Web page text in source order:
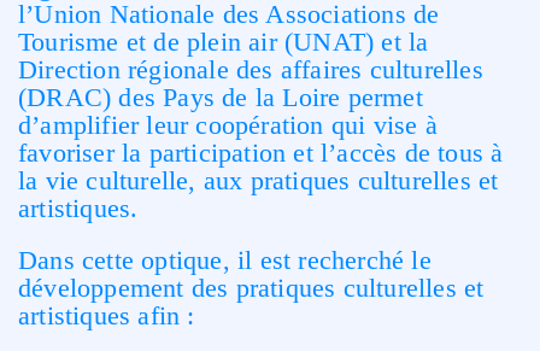
l’Union Nationale des Associations de
Tourisme et de plein air (UNAT) et la
Direction régionale des affaires culturelles
(DRAC) des Pays de la Loire permet
d’amplifier leur coopération qui vise à
favoriser la participation et l’accès de tous à
la vie culturelle, aux pratiques culturelles et
artistiques.
Dans cette optique, il est recherché le
développement des pratiques culturelles et
artistiques afin :